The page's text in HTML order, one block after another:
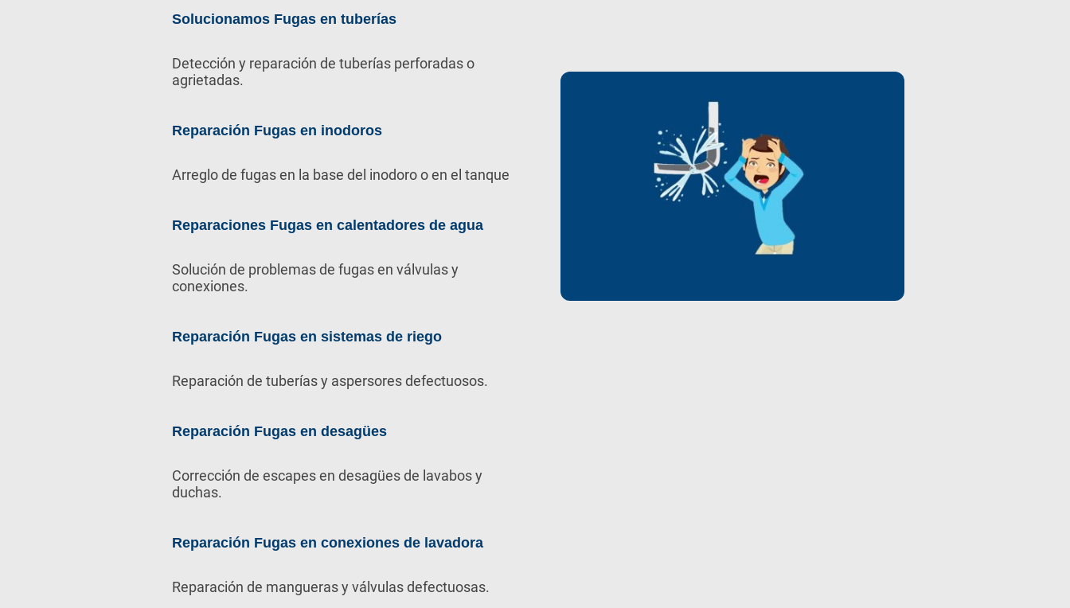
Solucionamos Fugas en tuberías
Detección y reparación de tuberías perforadas o
agrietadas.
Reparación Fugas en inodoros
Arreglo de fugas en la base del inodoro o en el tanque
Reparaciones Fugas en calentadores de agua
Solución de problemas de fugas en válvulas y
conexiones.
Reparación Fugas en sistemas de riego
Reparación de tuberías y aspersores defectuosos.
Reparación Fugas en desagües
Corrección de escapes en desagües de lavabos y
duchas.
Reparación Fugas en conexiones de lavadora
Reparación de mangueras y válvulas defectuosas.